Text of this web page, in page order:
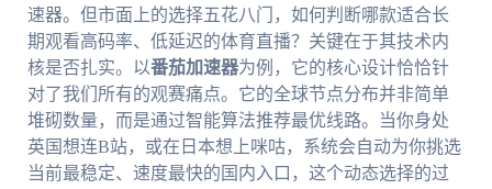
速器。但市面上的选择五花八门，如何判断哪款适合长
期观看高码率、低延迟的体育直播？关键在于其技术内
核是否扎实。以番茄加速器为例，它的核心设计恰恰针
对了我们所有的观赛痛点。它的全球节点分布并非简单
堆砌数量，而是通过智能算法推荐最优线路。当你身处
英国想连B站，或在日本想上咪咕，系统会自动为你挑选
当前最稳定、速度最快的国内入口，这个动态选择的过